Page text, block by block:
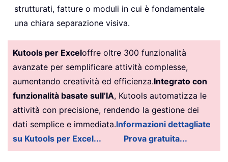
strutturati, fatture o moduli in cui è fondamentale
una chiara separazione visiva.
Kutools per Exceloffre oltre 300 funzionalità
avanzate per semplificare attività complesse,
aumentando creatività ed efficienza.Integrato con
funzionalità basate sull’IA, Kutools automatizza le
attività con precisione, rendendo la gestione dei
dati semplice e immediata.Informazioni dettagliate
su Kutools per Excel...
Prova gratuita...